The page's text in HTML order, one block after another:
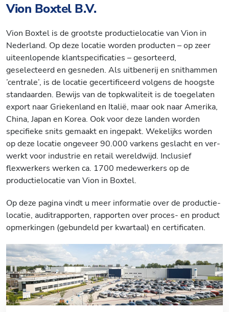
Vion Boxtel B.V.
Vion Box­tel is de groots­te productielocatie van Vion in
Nederland. Op deze locatie worden producten – op zeer
uiteenlopende klantspecificaties – gesorteerd,
geselecteerd en gesneden. Als uitbenerij en snithammen
’centrale’, is de locatie gecertificeerd volgens de hoogste
standaarden. Bewijs van de topkwaliteit is de toegelaten
export naar Griekenland en Italië, maar ook naar Amerika,
China, Japan en Korea. Ook voor deze landen worden
specifieke snits gemaakt en ingepakt. We­ke­li­jks worden
op deze locatie on­ge­veer 90.000 var­kens ges­lacht en ver­
werkt voor in­dus­trie en re­tail wereldwijd. Inclusief
flexwerkers werken ca. 1700 medewerkers op de
productielocatie van Vion in Boxtel.
Op deze pa­gi­na vindt u meer in­for­ma­tie over de pro­duc­tie­
lo­ca­tie, au­dit­rap­por­ten, rap­por­ten over pro­ces- en pro­duct
op­mer­kin­gen (ge­bun­deld per kwartaal) en cer­ti­fi­ca­ten.